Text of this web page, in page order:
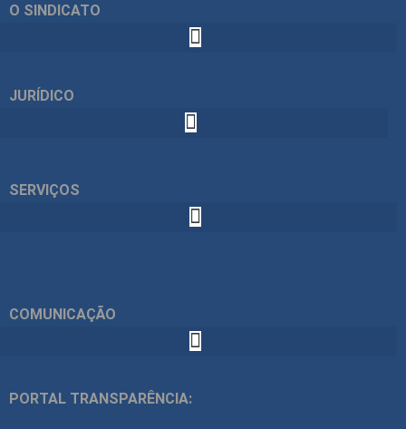
O SINDICATO
JURÍDICO
SERVIÇOS
COMUNICAÇÃO
PORTAL TRANSPARÊNCIA: